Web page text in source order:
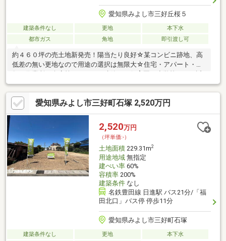
愛知県みよし市三好丘桜５
建築条件なし 更地
本下水
都市ガス
角地 即引渡し可
約４６０坪の売土地新発売！陽当たり良好☆某コンビニ跡地、高
低差の無い更地なので用途の選択は無限大☆住宅・アパート・店
くにあり便利な立地！公園も周辺にあるので遊びの場も確保可
能。さんさんバス停目の前、三好ヶ丘駅まで約2キロ！！
愛知県みよし市三好町石塚 2,520万円
2,520万円
（坪単価:-）
土地面積229.31m2
用途地域無指定
建ぺい率60%
容積率200%
建築条件なし
名鉄豊田線 日進駅 バス21分/「福
田北口」バス停 停歩11分
愛知県みよし市三好町石塚
建築条件なし 更地
本下水